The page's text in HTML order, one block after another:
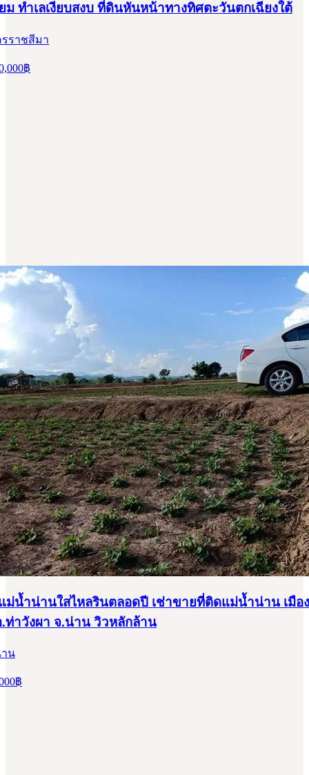
ม ทำเลเงียบสงบ ที่ดินหันหน้าทางทิศตะวันตกเฉียงใต้
รราชสีมา
฿
น้ำน่านใสไหลรินตลอดปี เช่าขายที่ติดแม่น้ำน่าน เมือ
ท่าวังผา จ.น่าน วิวหลักล้าน
าน
฿